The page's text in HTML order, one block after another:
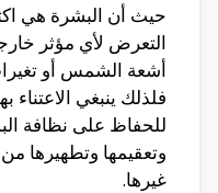
حيث أن البشرة هي
التعرض لأي مؤثر
أشعة الشمس أو
فلذلك ينبغي
للحفاظ على نظافة
وتعقيمها وتطهيرها
غيرها.